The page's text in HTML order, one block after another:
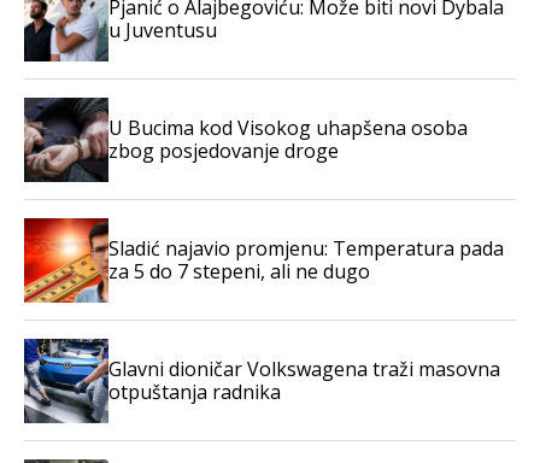
Pjanić o Alajbegoviću: Može biti novi Dybala
u Juventusu
U Bucima kod Visokog uhapšena osoba
zbog posjedovanje droge
Sladić najavio promjenu: Temperatura pada
za 5 do 7 stepeni, ali ne dugo
Glavni dioničar Volkswagena traži masovna
otpuštanja radnika